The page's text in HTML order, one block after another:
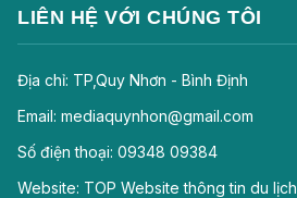
LIÊN HỆ VỚI CHÚNG TÔI
Địa chỉ: TP,Quy Nhơn - Bình Định
Email: mediaquynhon@gmail.com
Số điện thoại: 09348 09384
Website: TOP Website thông tin du